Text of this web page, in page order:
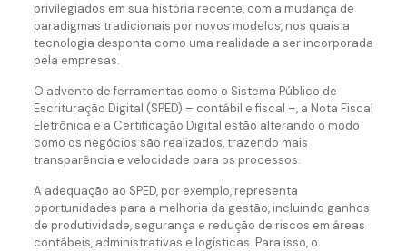
privilegiados em sua história recente, com a mudança de
paradigmas tradicionais por novos modelos, nos quais a
tecnologia desponta como uma realidade a ser incorporada
pela empresas.
O advento de ferramentas como o Sistema Público de
Escrituração Digital (SPED) – contábil e fiscal –, a Nota Fiscal
Eletrônica e a Certificação Digital estão alterando o modo
como os negócios são realizados, trazendo mais
transparência e velocidade para os processos.
A adequação ao SPED, por exemplo, representa
oportunidades para a melhoria da gestão, incluindo ganhos
de produtividade, segurança e redução de riscos em áreas
contábeis, administrativas e logísticas. Para isso, o